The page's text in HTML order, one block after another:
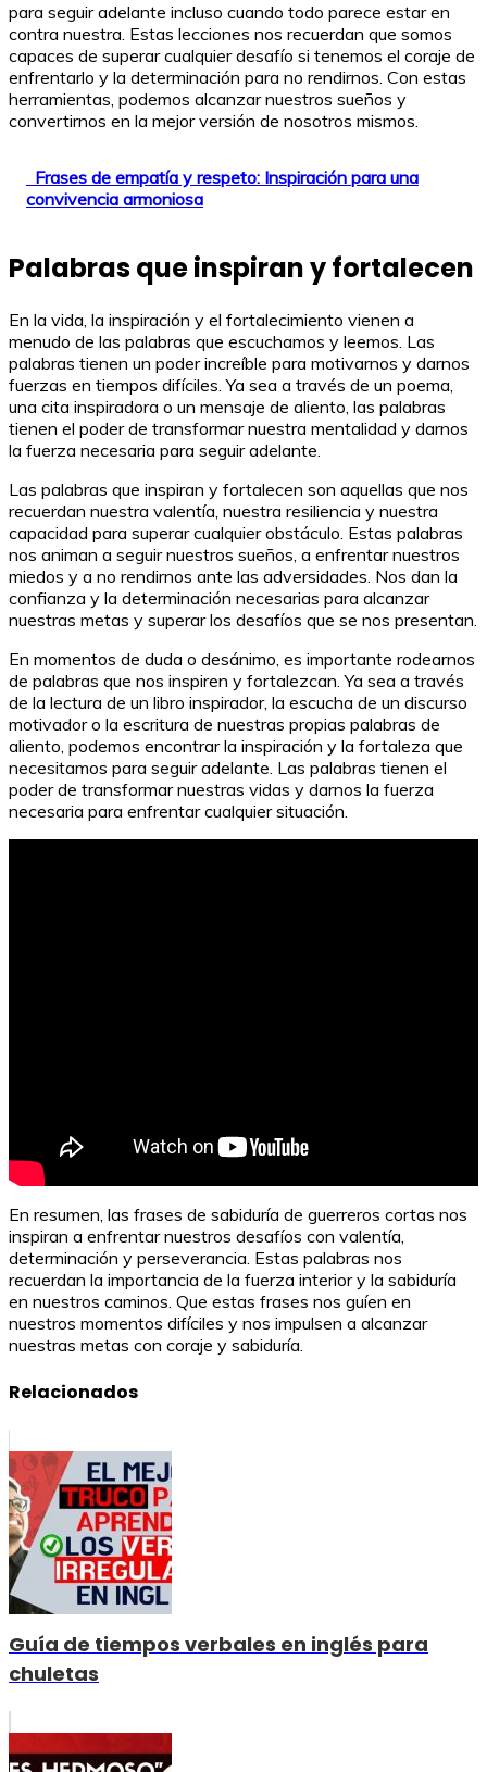
para seguir adelante incluso cuando todo parece estar en
contra nuestra. Estas lecciones nos recuerdan que somos
capaces de superar cualquier desafío si tenemos el coraje de
enfrentarlo y la determinación para no rendirnos. Con estas
herramientas, podemos alcanzar nuestros sueños y
convertirnos en la mejor versión de nosotros mismos.
Frases de empatía y respeto: Inspiración para una
convivencia armoniosa
Palabras que inspiran y fortalecen
En la vida, la inspiración y el fortalecimiento vienen a
menudo de las palabras que escuchamos y leemos. Las
palabras tienen un poder increíble para motivarnos y darnos
fuerzas en tiempos difíciles. Ya sea a través de un poema,
una cita inspiradora o un mensaje de aliento, las palabras
tienen el poder de transformar nuestra mentalidad y darnos
la fuerza necesaria para seguir adelante.
Las palabras que inspiran y fortalecen son aquellas que nos
recuerdan nuestra valentía, nuestra resiliencia y nuestra
capacidad para superar cualquier obstáculo. Estas palabras
nos animan a seguir nuestros sueños, a enfrentar nuestros
miedos y a no rendirnos ante las adversidades. Nos dan la
confianza y la determinación necesarias para alcanzar
nuestras metas y superar los desafíos que se nos presentan.
En momentos de duda o desánimo, es importante rodearnos
de palabras que nos inspiren y fortalezcan. Ya sea a través
de la lectura de un libro inspirador, la escucha de un discurso
motivador o la escritura de nuestras propias palabras de
aliento, podemos encontrar la inspiración y la fortaleza que
necesitamos para seguir adelante. Las palabras tienen el
poder de transformar nuestras vidas y darnos la fuerza
necesaria para enfrentar cualquier situación.
En resumen, las frases de sabiduría de guerreros cortas nos
inspiran a enfrentar nuestros desafíos con valentía,
determinación y perseverancia. Estas palabras nos
recuerdan la importancia de la fuerza interior y la sabiduría
en nuestros caminos. Que estas frases nos guíen en
nuestros momentos difíciles y nos impulsen a alcanzar
nuestras metas con coraje y sabiduría.
Relacionados
Guía de tiempos verbales en inglés para
chuletas